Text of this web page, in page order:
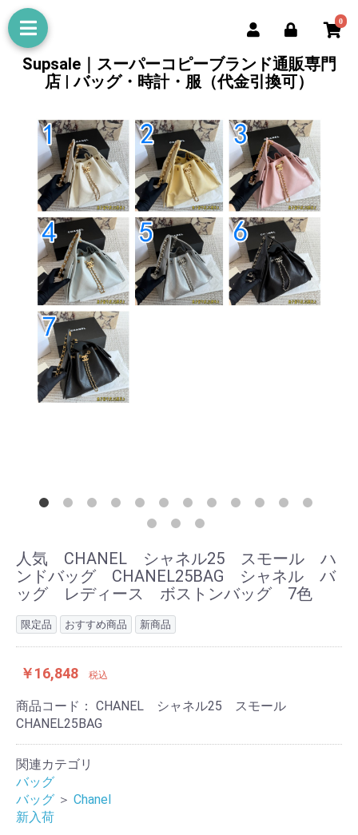
0
Supsale｜スーパーコピーブランド通販専門
店 | バッグ・時計・服（代金引換可）
人気 CHANEL シャネル25 スモール ハ
ンドバッグ CHANEL25BAG シャネル バ
ッグ レディース ボストンバッグ 7色
限定品 おすすめ商品 新商品
￥16,848 税込
商品コード： CHANEL シャネル25 スモール
CHANEL25BAG
関連カテゴリ
バッグ
バッグ ＞ Chanel
新入荷